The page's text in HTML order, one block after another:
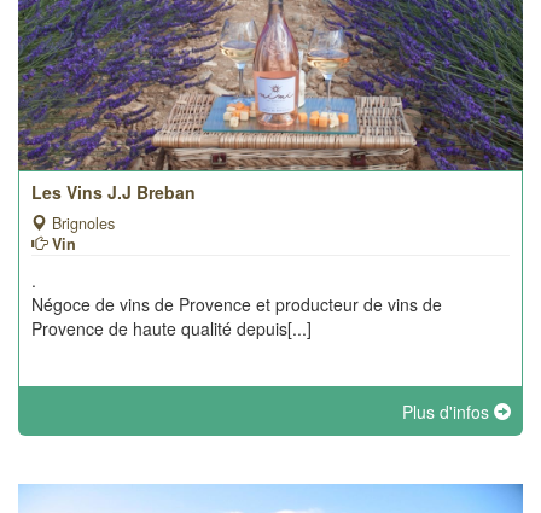
Les Vins J.J Breban
Brignoles
Vin
.
Négoce de vins de Provence et producteur de vins de
Provence de haute qualité depuis[...]
Plus d'infos